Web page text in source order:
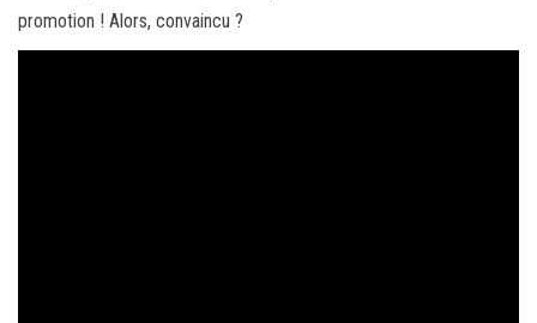
promotion ! Alors, convaincu ?